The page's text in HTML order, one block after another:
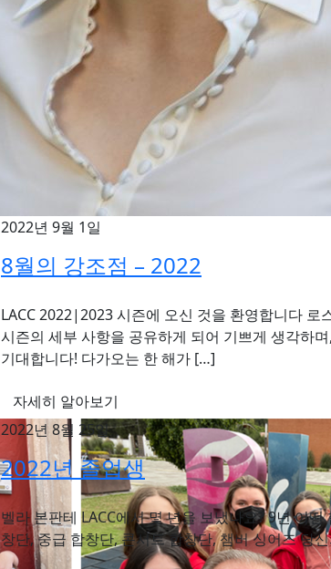
2022년 9월 1일
8월의 강조점 – 2022
LACC 2022|2023 시즌에 오신 것을 환영합니다
시즌의 세부 사항을 공유하게 되어 기쁘게 생각하
기대합니다! 다가오는 한 해가 […]
자세히 알아보기
2022년 8월 25일
2022년 졸업생
벨라 본판테 LACC에서 몇 년을 보냈나요? 9년 어
창단, 중급 합창단, 콘서트 합창단, 챔버 싱어즈 당